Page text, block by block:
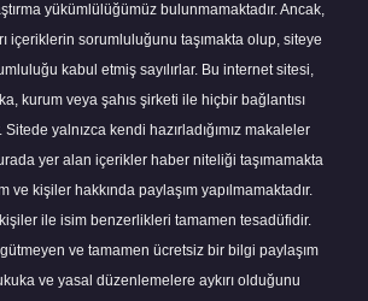
yükümlülüğümüz bulunmamaktadır. Ancak,
içeriklerin sorumluluğunu taşımakta olup, siteye
kabul etmiş sayılırlar. Bu internet sitesi,
kurum veya şahıs şirketi ile hiçbir bağlantısı
Sitede yalnızca kendi hazırladığımız makaleler
yer alan içerikler haber niteliği taşımamakta
ve kişiler hakkında paylaşım yapılmamaktadır.
ile isim benzerlikleri tamamen tesadüfidir.
ve tamamen ücretsiz bir bilgi paylaşım
ve yasal düzenlemelere aykırı olduğunu